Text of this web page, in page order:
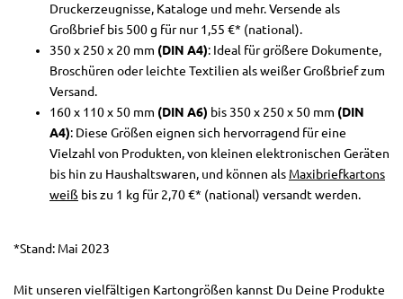
Druckerzeugnisse, Kataloge und mehr. Versende als
Großbrief bis 500 g für nur 1,55 €* (national).
350 x 250 x 20 mm (DIN A4): Ideal für größere Dokumente,
Broschüren oder leichte Textilien als weißer Großbrief zum
Versand.
160 x 110 x 50 mm (DIN A6) bis 350 x 250 x 50 mm (DIN
A4): Diese Größen eignen sich hervorragend für eine
Vielzahl von Produkten, von kleinen elektronischen Geräten
bis hin zu Haushaltswaren, und können als Maxibriefkartons
weiß bis zu 1 kg für 2,70 €* (national) versandt werden.
*Stand: Mai 2023
Mit unseren vielfältigen Kartongrößen kannst Du Deine Produkte